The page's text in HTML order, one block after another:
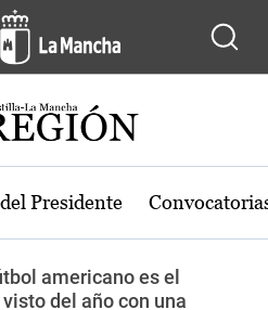
Presidente
americano es el
del año con una